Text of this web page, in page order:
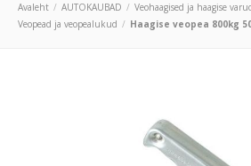
Avaleht AUTOKAUBAD
Veohaagised ja haagise
Veopead ja veopealukud
Haagise veopea 800kg